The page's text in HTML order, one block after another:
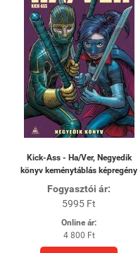
Kick-Ass - Ha/Ver, Negyedik
könyv keménytáblás képregény
Fogyasztói ár:
5995 Ft
Online ár:
4 800 Ft